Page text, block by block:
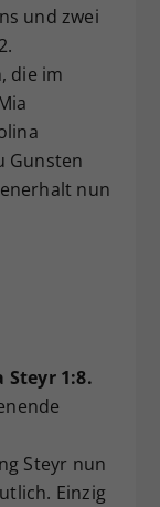
und zwei
die im
Gunsten
nun
Steyr 1:8.
Steyr nun
Einzig